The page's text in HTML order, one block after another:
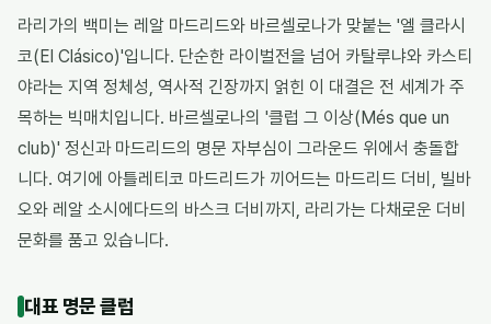
라리가의 백미는 레알 마드리드와 바르셀로나가 맞붙는 '엘 클라시
코(El Clásico)'입니다. 단순한 라이벌전을 넘어 카탈루냐와 카스티
야라는 지역 정체성, 역사적 긴장까지 얽힌 이 대결은 전 세계가 주
목하는 빅매치입니다. 바르셀로나의 '클럽 그 이상(Més que un
club)' 정신과 마드리드의 명문 자부심이 그라운드 위에서 충돌합
니다. 여기에 아틀레티코 마드리드가 끼어드는 마드리드 더비, 빌바
오와 레알 소시에다드의 바스크 더비까지, 라리가는 다채로운 더비
문화를 품고 있습니다.
대표 명문 클럽